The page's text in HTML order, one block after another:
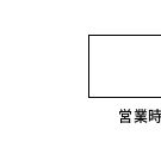
営業